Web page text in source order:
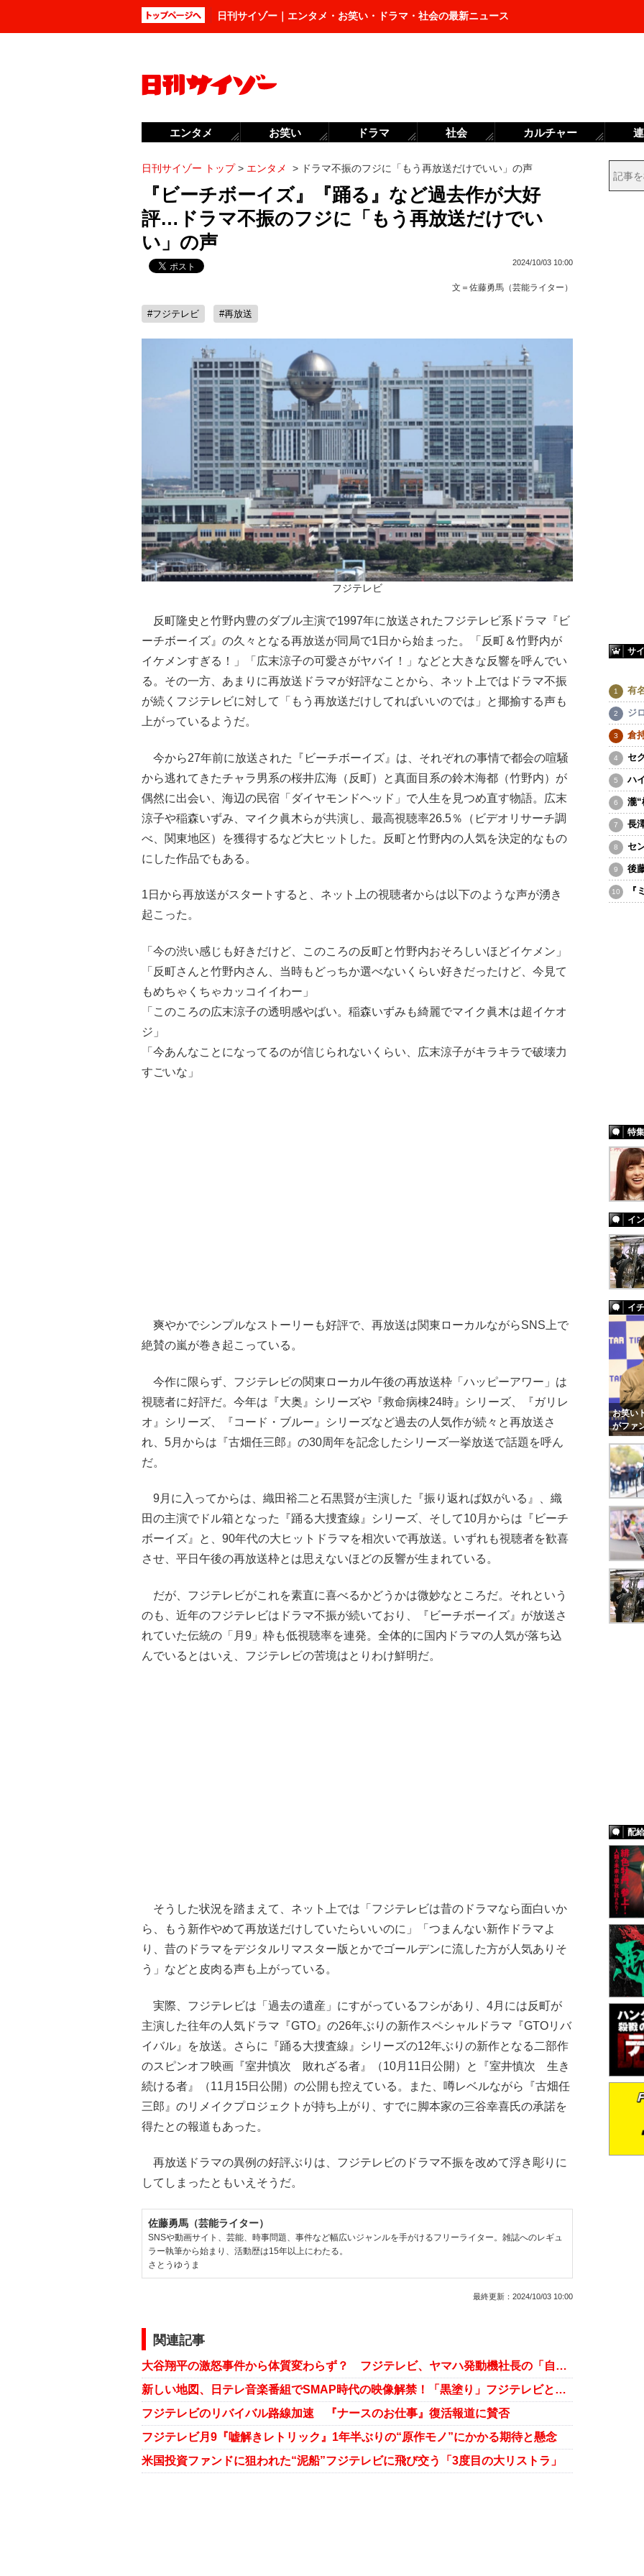
日刊サイゾー｜エンタメ・お笑い・ドラマ・社会の最新ニュース
日刊サイゾー トップ> エンタメ > ドラマ不振のフジに「もう再放送だけでいい」の声
『ビーチボーイズ』『踊る』など過去作が大好
評…ドラマ不振のフジに「もう再放送だけでい
い」の声
2024/10/03 10:00
文＝ 佐藤勇馬（芸能ライター）
#フジテレビ #再放送
フジテレビ
反町隆史と竹野内豊のダブル主演で1997年に放送されたフジテレビ系ドラマ『ビ
ーチボーイズ』の久々となる再放送が同局で1日から始まった。「反町＆竹野内が
イケメンすぎる！」「広末涼子の可愛さがヤバイ！」などと大きな反響を呼んでい
る。その一方、あまりに再放送ドラマが好評なことから、ネット上ではドラマ不振
が続くフジテレビに対して「もう再放送だけしてればいいのでは」と揶揄する声も
上がっているようだ。
今から27年前に放送された『ビーチボーイズ』は、それぞれの事情で都会の喧騒
から逃れてきたチャラ男系の桜井広海（反町）と真面目系の鈴木海都（竹野内）が
偶然に出会い、海辺の民宿「ダイヤモンドヘッド」で人生を見つめ直す物語。広末
涼子や稲森いずみ、マイク眞木らが共演し、最高視聴率26.5％（ビデオリサーチ調
べ、関東地区）を獲得するなど大ヒットした。反町と竹野内の人気を決定的なもの
にした作品でもある。
1日から再放送がスタートすると、ネット上の視聴者からは以下のような声が湧き
起こった。
「今の渋い感じも好きだけど、このころの反町と竹野内おそろしいほどイケメン」
「反町さんと竹野内さん、当時もどっちか選べないくらい好きだったけど、今見て
もめちゃくちゃカッコイイわー」
「このころの広末涼子の透明感やばい。稲森いずみも綺麗でマイク眞木は超イケオ
ジ」
「今あんなことになってるのが信じられないくらい、広末涼子がキラキラで破壊力
すごいな」
爽やかでシンプルなストーリーも好評で、再放送は関東ローカルながらSNS上で
絶賛の嵐が巻き起こっている。
今作に限らず、フジテレビの関東ローカル午後の再放送枠「ハッピーアワー」は
視聴者に好評だ。今年は『大奥』シリーズや『救命病棟24時』シリーズ、『ガリレ
オ』シリーズ、『コード・ブルー』シリーズなど過去の人気作が続々と再放送さ
れ、5月からは『古畑任三郎』の30周年を記念したシリーズ一挙放送で話題を呼ん
だ。
9月に入ってからは、織田裕二と石黒賢が主演した『振り返れば奴がいる』、織
田の主演でドル箱となった『踊る大捜査線』シリーズ、そして10月からは『ビーチ
ボーイズ』と、90年代の大ヒットドラマを相次いで再放送。いずれも視聴者を歓喜
させ、平日午後の再放送枠とは思えないほどの反響が生まれている。
だが、フジテレビがこれを素直に喜べるかどうかは微妙なところだ。それという
のも、近年のフジテレビはドラマ不振が続いており、『ビーチボーイズ』が放送さ
れていた伝統の「月9」枠も低視聴率を連発。全体的に国内ドラマの人気が落ち込
んでいるとはいえ、フジテレビの苦境はとりわけ鮮明だ。
そうした状況を踏まえて、ネット上では「フジテレビは昔のドラマなら面白いか
ら、もう新作やめて再放送だけしていたらいいのに」「つまんない新作ドラマよ
り、昔のドラマをデジタルリマスター版とかでゴールデンに流した方が人気ありそ
う」などと皮肉る声も上がっている。
実際、フジテレビは「過去の遺産」にすがっているフシがあり、4月には反町が
主演した往年の人気ドラマ『GTO』の26年ぶりの新作スペシャルドラマ『GTOリバ
イバル』を放送。さらに『踊る大捜査線』シリーズの12年ぶりの新作となる二部作
のスピンオフ映画『室井慎次 敗れざる者』（10月11日公開）と『室井慎次 生き
続ける者』（11月15日公開）の公開も控えている。また、噂レベルながら『古畑任
三郎』のリメイクプロジェクトが持ち上がり、すでに脚本家の三谷幸喜氏の承諾を
得たとの報道もあった。
再放送ドラマの異例の好評ぶりは、フジテレビのドラマ不振を改めて浮き彫りに
してしまったともいえそうだ。
佐藤勇馬（芸能ライター）
SNSや動画サイト、芸能、時事問題、事件など幅広いジャンルを手がけるフリーライター。雑誌へのレギュ
ラー執筆から始まり、活動歴は15年以上にわたる。
さとうゆうま
最終更新： 2024/10/03 10:00
関連記事
大谷翔平の激怒事件から体質変わらず？ フジテレビ、ヤマハ発動機社長の「自宅晒し」に批判
新しい地図、日テレ音楽番組でSMAP時代の映像解禁！「黒塗り」フジテレビとの違い際立つ
フジテレビのリバイバル路線加速 『ナースのお仕事』復活報道に賛否
フジテレビ月9『嘘解きレトリック』1年半ぶりの“原作モノ”にかかる期待と懸念
米国投資ファンドに狙われた“泥船”フジテレビに飛び交う「3度目の大リストラ」
サ
有
ジ
倉
セ
ハ
瀧“
長
セ
後
『
特集
イ
イ
お笑い
がファ
配
エンタメ お笑い ドラマ 社会 カルチャー